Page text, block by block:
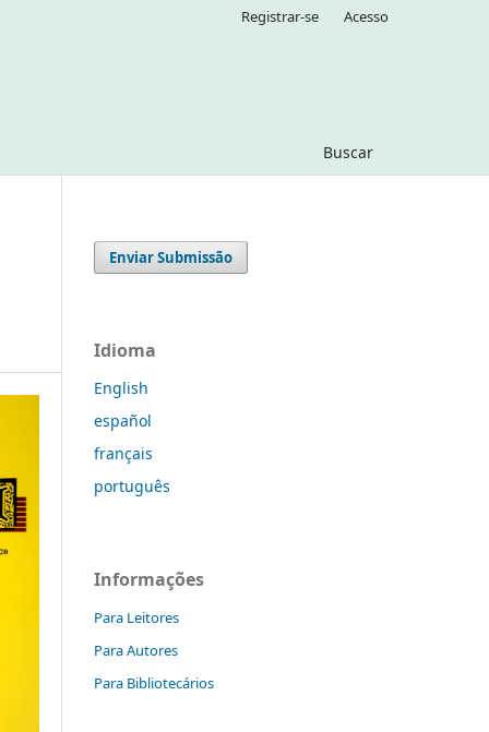
Buscar
Registrar-se Acesso
Enviar Submissão
Idioma
English
español
français
português
Informações
Para Leitores
Para Autores
Para Bibliotecários